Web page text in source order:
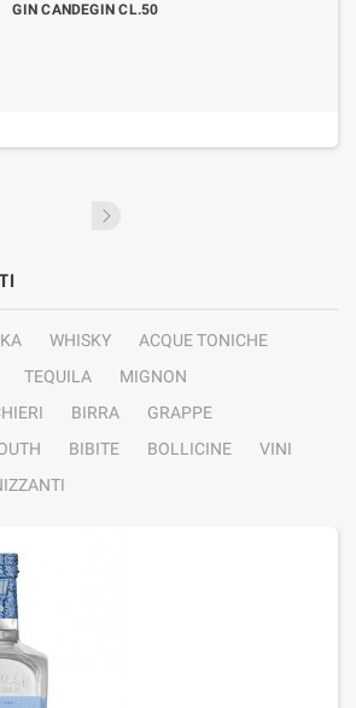
GIN CANDEGIN CL.50
WHISKY
ACQUE TONICHE
TEQUILA
MIGNON
BIRRA
GRAPPE
BIBITE BOLLICINE
VINI